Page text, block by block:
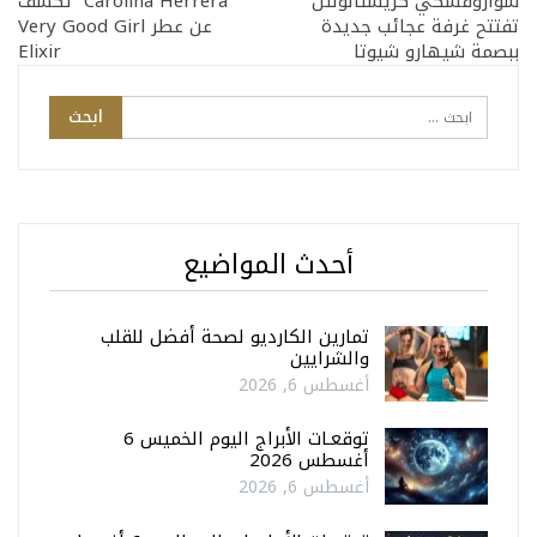
تفتتح غرفة عجائب جديدة
ببصمة شيهارو شيوتا
عن عطر Very Good Girl
Elixir
أحدث المواضيع
تمارين الكارديو لصحة أفضل للقلب
والشرايين
أغسطس 6, 2026
توقعـات الأبراج اليوم الخميس 6
أغسطس 2026
أغسطس 6, 2026